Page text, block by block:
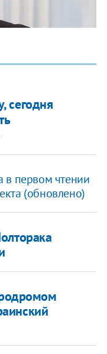
сегодня
в первом чтении
(обновлено)